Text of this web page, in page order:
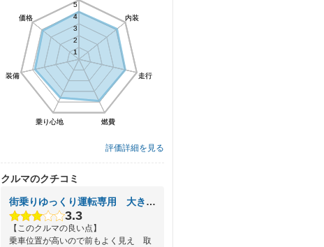
内装
走行
燃費
乗り心地
装備
価格
1
2
3
4
5
内装
走行
燃費
乗り心地
装備
価格
1
2
3
4
5
評価詳細を見る
クルマのクチコミ
街乗りゆっくり運転専用 大きい軽自動車
3.3
【このクルマの良い点】
乗車位置が高いので前もよく見え 取